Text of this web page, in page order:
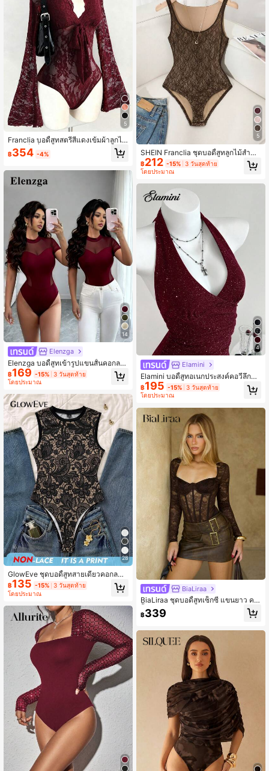
5
Franclia บอดี้สูทสตรีสีแดงเข้มผ้าลูกไม้
สีเทาเซ็กซี่และมีสไตล์เข้ารูปคอวีลึกแข
นยาวแขนบานคอปกและแขนเสื้อแต่งลู
ทสตรีหรูหราบอดี้สูทสตรีสีแดงบอดี้สูทป
าร์ตี้สตรีบอดี้สูทชายหาดสตรีชุดออกงา
ดสตรีบอดี้สูทสีเบอร์กันดีบอดี้สูทเซ็กซี่
สำหรับสตรีบอดี้สูทสีแดงเข้ม
฿354 -4%
14
Elenzga
Elenzga บอดี้สูทเข้ารูปแขนสั้นคอกลม
ผ้าตาข่ายสีดำหรูหราสำหรับผู้หญิง, ฤดู
ใบไม้ผลิ/ฤดูร้อน
฿169 -15% 3 วันสุดท้าย
โดยประมาณ
28
GlowEve ชุดบอดี้สูทสายเดี่ยวคอกลมล
าย Loral สำหรับผู้หญิง ทรงเข้ารูปกระชั
บสัดส่วน ใส่สบายสำหรับทุกวัน เลเยอร์
ายน้ำสำหรับผู้หญิง
฿135 -15% 3 วันสุดท้าย
โดยประมาณ
5
SHEIN Franclia ชุดบอดี้สูทลูกไม้สำหรั
บผู้หญิง, สง่างาม, สำหรับออกเดท/พักผ่
อน, ฤดูร้อน
฿212 -15% 3 วันสุดท้าย
โดยประมาณ
4
Elamini
Elamini บอดี้สูทอเนกประสงค์คอวีลึกแบ
บไขว้ จับจีบ เหมาะสำหรับฤดูใบไม้ผลิ
ฤดูร้อน ฤดูใบไม้ร่วงและฤดูหนาว
฿195 -15% 3 วันสุดท้าย
โดยประมาณ
BiaLiraa
BiaLiraa ชุดบอดี้สูทเซ็กซี่ แขนยาว คอเ
สื้อรูปหัวใจ แต่งลูกไม้ลายดอกไม้ สำหรั
บผู้หญิง
฿339